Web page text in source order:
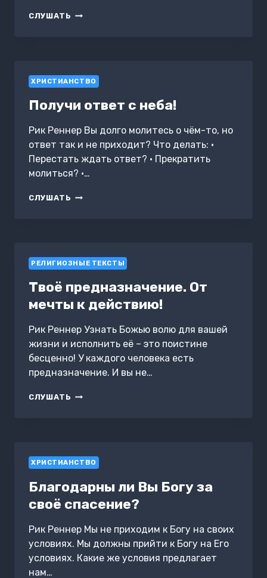
СЛУШАТЬ ДЕСЯТЬ
ПРОДВИЖЕНИЕ
ХРИСТИАНСТВО
Получи ответ с неба!
Рик Реннер Вы долго молитесь о чём-то, но
ответ так и не приходит? Что делать: •
Перестать ждать ответ? • Прекратить
молиться? •…
СЛУШАТЬ ПОЛУЧИ
РЕЛИГИОЗНЫЕ ТЕКСТЫ
Твоё предназначение. От
мечты к действию!
Рик Реннер Узнать Божью волю для вашей
жизни и исполнить её – это поистине
бесценно! У каждого человека есть
предназначение. И вы не…
СЛУШАТЬ ТВОЁ
ХРИСТИАНСТВО
Благодарны ли Вы Богу за
своё спасение?
Рик Реннер Мы не приходим к Богу на своих
условиях. Мы должны прийти к Богу на Его
условиях. Какие же условия предлагает
нам…